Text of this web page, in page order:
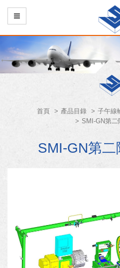
首頁 產品目錄 子午線
SMI-GN第
SMI-GN第